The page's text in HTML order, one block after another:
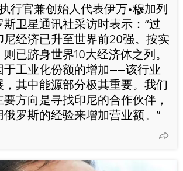
行官兼创始人代表伊万•穆加列
卫星通讯社采访时表示：“过
经济已升至世界前20强。按实
已跻身世界10大经济体之列。
于工业化份额的增加——该行业
，其中能源部分极其重要。我们
方向是寻找印尼的合作伙伴，
罗斯的经验来增加营业额。”